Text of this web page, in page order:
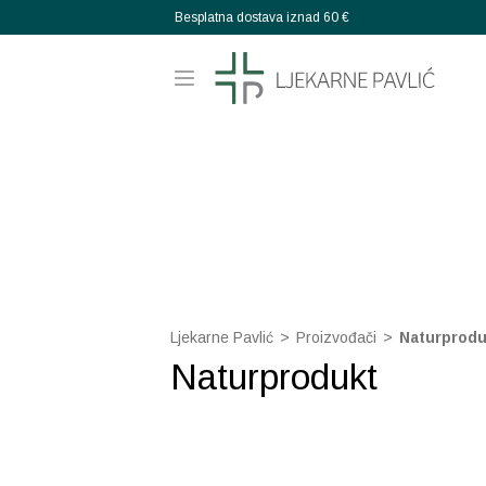
Besplatna dostava iznad 60 €
Ljekarne Pavlić > Proizvođači >
Naturprodukt